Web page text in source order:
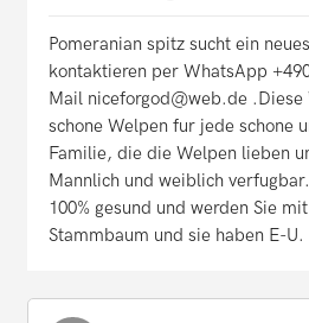
Pomeranian spitz sucht ein
kontaktieren per WhatsApp
Mail niceforgod@web.de .Diese
schone Welpen fur jede schone
Familie, die die Welpen lieben
Mannlich und weiblich
100% gesund und werden Sie
Stammbaum und sie haben E-U.